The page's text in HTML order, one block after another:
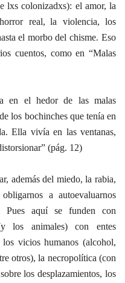
lxs colonizadxs): el amor, la
real, la violencia, los
el morbo del chisme. Eso
cuentos, como en “Malas
en el hedor de las malas
los bochinches que tenía en
Ella vivía en las ventanas,
(pág. 12)
además del miedo, la rabia,
a autoevaluarnos
Pues aquí se funden con
los animales) con entes
los vicios humanos (alcohol,
otros), la necropolítica (con
los desplazamientos, los